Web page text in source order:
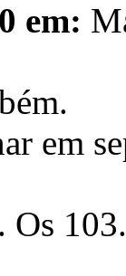
em:
em
Os